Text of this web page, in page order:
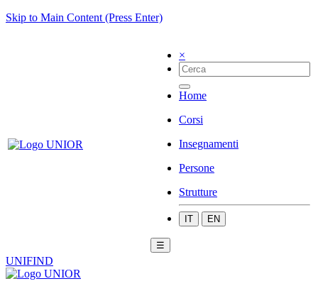
Skip to Main Content (Press Enter)
×
Home
Corsi
Insegnamenti
Persone
Strutture
IT EN
☰
UNIFIND